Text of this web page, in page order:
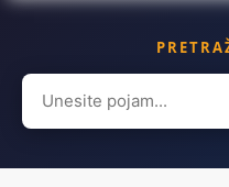
Search
for: